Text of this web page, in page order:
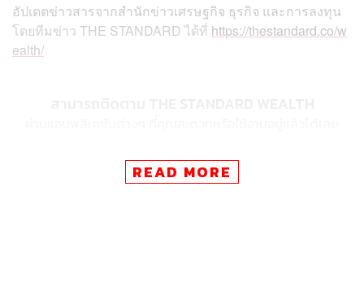
อัปเดตข่าวสารจากสำนักข่าวเศรษฐกิจ ธุรกิจ และการลงทุน
โดยทีมข่าว THE STANDARDได้ที่ https://thestandard.co/w
ealth/
READ MORE